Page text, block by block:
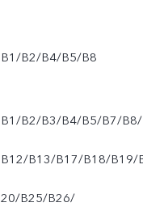
B1/B2/B4/B5/B8
B1/B2/B3/B4/B5/B7/B8/
B12/B13/B17/B18/B19/
20/B25/B26/